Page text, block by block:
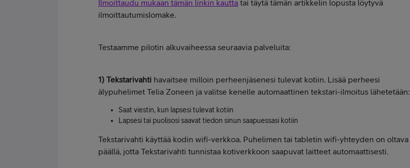
Ilmoittaudu mukaan tämän linkin kautta tai täytä tämän artikkelin lopusta löytyvä
ilmoittautumislomake.
Testaamme pilotin alkuvaiheessa seuraavia palveluita:
1) Tekstarivahti havaitsee milloin perheenjäsenesi tulevat kotiin. Lisää perheesi
älypuhelimet Telia Zoneen ja valitse kenelle automaattinen tekstari-ilmoitus lähetetään:
Saat viestin, kun lapsesi tulevat kotiin
Lapsesi tai puolisosi saavat tiedon sinun saapuessasi kotiin
Tekstarivahti käyttää kodin wifi-verkkoa. Puhelimen tai tabletin wifi-yhteyden on oltava
päällä, jotta Tekstarivahti tunnistaa kotiverkkoon saapuvat laitteet automaattisesti.